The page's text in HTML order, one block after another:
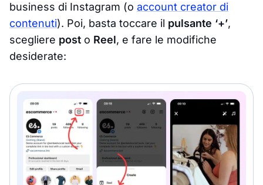
business di Instagram (o account creator di
contenuti). Poi, basta toccare il pulsante ‘+’,
scegliere post o Reel, e fare le modifiche
desiderate: